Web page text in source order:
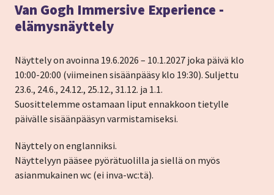
Van Gogh Immersive Experience -
elämysnäyttely
Näyttely on avoinna 19.6.2026 – 10.1.2027 joka päivä klo
10:00-20:00 (viimeinen sisäänpääsy klo 19:30). Suljettu
23.6., 24.6., 24.12., 25.12., 31.12. ja 1.1.
Suosittelemme ostamaan liput ennakkoon tietylle
päivälle sisäänpääsyn varmistamiseksi.
Näyttely on englanniksi.
Näyttelyyn pääsee pyörätuolilla ja siellä on myös
asianmukainen wc (ei inva-wc:tä).